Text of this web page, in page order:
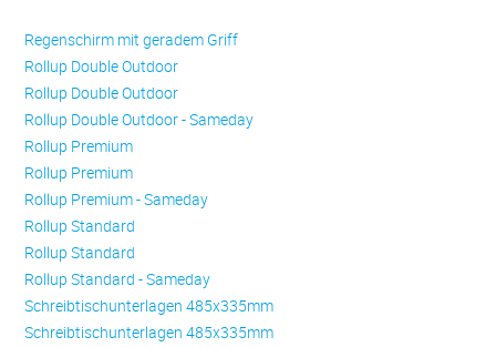
Regenschirm mit geradem Griff
Rollup Double Outdoor
Rollup Double Outdoor
Rollup Double Outdoor - Sameday
Rollup Premium
Rollup Premium
Rollup Premium - Sameday
Rollup Standard
Rollup Standard
Rollup Standard - Sameday
Schreibtischunterlagen 485x335mm
Schreibtischunterlagen 485x335mm